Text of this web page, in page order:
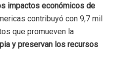
impactos económicos de
contribuyó con 9,7 mil
que promueven la
y preservan los recursos